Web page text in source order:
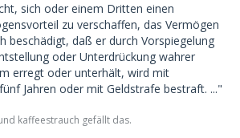
sich oder einem Dritten einen
zu verschaffen, das Vermögen
beschädigt, daß er durch Vorspiegelung
oder Unterdrückung wahrer
erregt oder unterhält, wird mit
Jahren oder mit Geldstrafe bestraft. ..."
kaffeestrauch gefällt das.